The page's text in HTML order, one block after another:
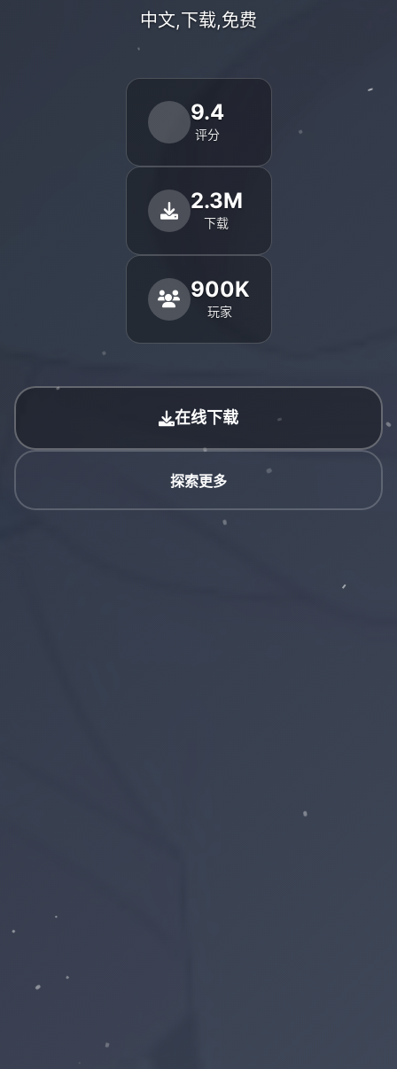
中文,下载,免费
9.4
评分
2.3M
下载
900K
玩家
在线下载
探索更多